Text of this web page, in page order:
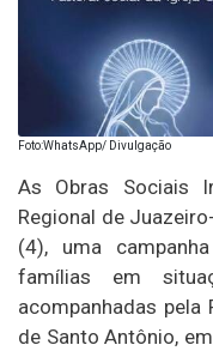
Foto:WhatsApp/ Divulgação
As Obras Sociais
Regional de
(4), uma
famílias em
acompanhadas
de Santo Antônio,